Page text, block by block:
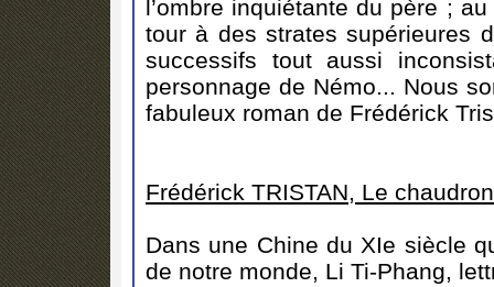
l’ombre inquiétante du père ; au
tour à des strates supérieures
successifs tout aussi
personnage de Némo... Nous
fabuleux roman de Frédérick
Frédérick TRISTAN, Le
Dans une Chine du XIe siècle
de notre monde, Li Ti-Phang,